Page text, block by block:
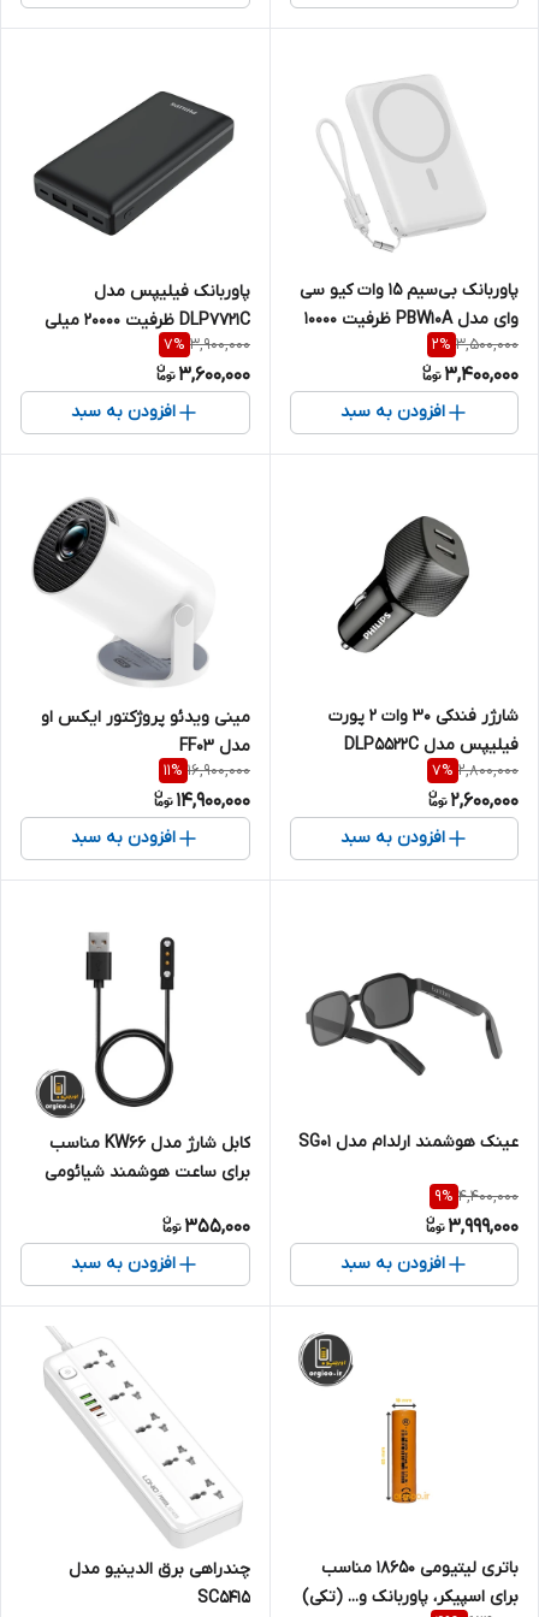
پاوربانک بی‌سیم 15 وات کیو سی
وای مدل PBW10A ظرفیت 10000
میلی‌آمپرساعت
3,500,000
2%
3,400,000
افزودن به سبد
پاوربانک فیلیپس مدل
DLP7721C ظرفیت 20000 میلی
آمپر ساعت
3,900,000
7%
3,600,000
افزودن به سبد
شارژر فندکی 30 وات 2 پورت
فیلیپس مدل DLP5522C
2,800,000
7%
2,600,000
افزودن به سبد
مینی ویدئو پروژکتور ایکس او
مدل FF03
16,900,000
11%
14,900,000
افزودن به سبد
عینک هوشمند ارلدام مدل SG01
4,400,000
9%
3,999,000
افزودن به سبد
کابل شارژ مدل KW66 مناسب
برای ساعت هوشمند شیائومی
355,000
افزودن به سبد
باتری لیتیومی ۱۸۶۵۰ مناسب
برای اسپیکر، پاوربانک و... (تکی)
چندراهی برق الدینیو مدل
SC5415